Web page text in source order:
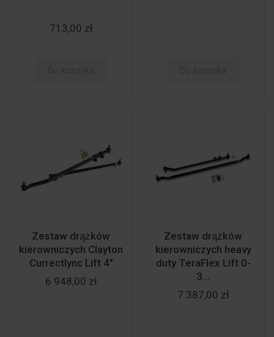
713,00 zł
Zestaw drążków
kierowniczych Clayton
Currectlync Lift 4"
6 948,00 zł
Zestaw drążków
kierowniczych heavy
duty TeraFlex Lift 0-
3...
7 387,00 zł